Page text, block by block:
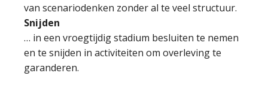
van scenariodenken zonder al te veel structuur.
Snijden
… in een vroegtijdig stadium besluiten te nemen
en te snijden in activiteiten om overleving te
garanderen.